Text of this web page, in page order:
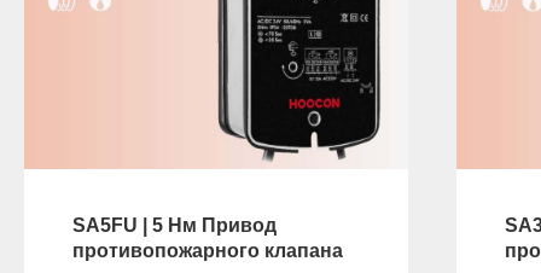
SA5FU | 5 Нм Привод
противопожарного клапана